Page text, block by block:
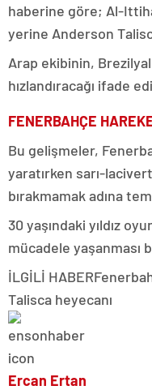
haberine göre; Al-
yerine Anderson
Arap ekibinin,
hızlandıracağı ifade
FENERBAHÇE
Bu gelişmeler,
yaratırken sarı-
bırakmamak adına
30 yaşındaki yıldız
mücadele yaşanması
İLGİLİ HABER
Talisca heyecanı
Ercan Ertan